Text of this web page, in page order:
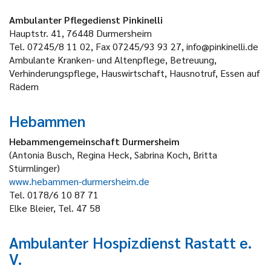
Ambulanter Pflegedienst Pinkinelli
Hauptstr. 41, 76448 Durmersheim
Tel. 07245/8 11 02, Fax 07245/93 93 27, info@pinkinelli.de
Ambulante Kranken- und Altenpflege, Betreuung,
Verhinderungspflege, Hauswirtschaft, Hausnotruf, Essen auf
Rädern
Hebammen
Hebammengemeinschaft Durmersheim
(Antonia Busch, Regina Heck, Sabrina Koch, Britta
Stürmlinger)
www.hebammen-durmersheim.de
Tel. 0178/6 10 87 71
Elke Bleier, Tel. 47 58
Ambulanter Hospizdienst Rastatt e.
V.